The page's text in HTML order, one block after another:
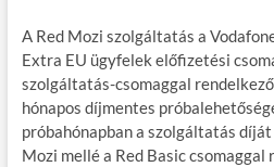
A Red Mozi szolgáltatás a
Extra EU ügyfelek előfizetési
szolgáltatás-csomaggal
hónapos díjmentes
próbahónapban a szolgáltatás díját
Mozi mellé a Red Basic